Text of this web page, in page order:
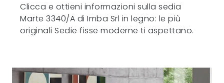
Clicca e ottieni informazioni sulla sedia
Marte 3340/A di Imba Srl in legno: le più
originali Sedie fisse moderne ti aspettano.